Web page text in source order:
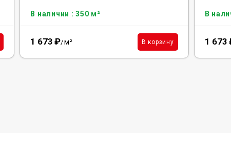
В наличии : 350 м²
1 673 ₽/м² В корзину
В
1 673